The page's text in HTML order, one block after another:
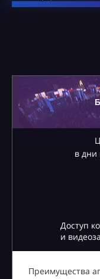
в дни
Доступ
и
Преимущества